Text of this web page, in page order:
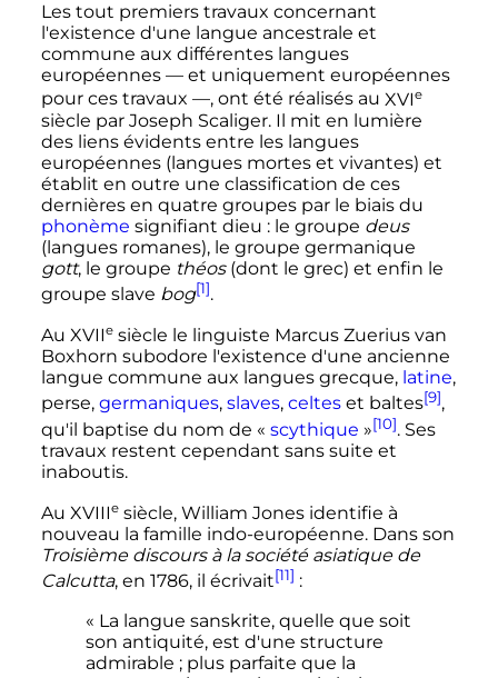
Les tout premiers travaux concernant
l'existence d'une langue ancestrale et
commune aux différentes langues
européennes — et uniquement européennes
pour ces travaux —, ont été réalisés au XVIe
siècle par Joseph Scaliger. Il mit en lumière
des liens évidents entre les langues
européennes (langues mortes et vivantes) et
établit en outre une classification de ces
dernières en quatre groupes par le biais du
phonème signifiant dieu : le groupe deus
(langues romanes), le groupe germanique
gott, le groupe théos(dont le grec) et enfin le
groupe slave bog[1].
Au XVIIe siècle le linguiste Marcus Zuerius van
Boxhorn subodore l'existence d'une ancienne
langue commune aux langues grecque, latine,
perse, germaniques, slaves, celteset baltes[9],
qu'il baptise du nom de « scythique »[10]. Ses
travaux restent cependant sans suite et
inaboutis.
Au XVIIIe siècle, William Jones identifie à
nouveau la famille indo-européenne. Dans son
Troisième discours à la société asiatique de
Calcutta, en 1786, il écrivait[11] :
« La langue sanskrite, quelle que soit
son antiquité, est d'une structure
admirable ; plus parfaite que la